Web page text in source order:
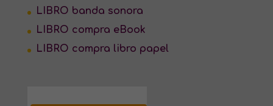
LIBRO banda sonora
LIBRO compra eBook
LIBRO compra libro papel